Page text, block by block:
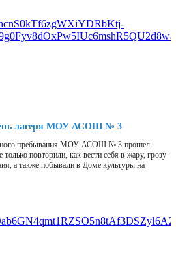
лагеря МОУ АСОШ № 3
пребывания МОУ АСОШ № 3 прошел
повторили, как вести себя в жару, грозу
а также побывали в Доме культуры на